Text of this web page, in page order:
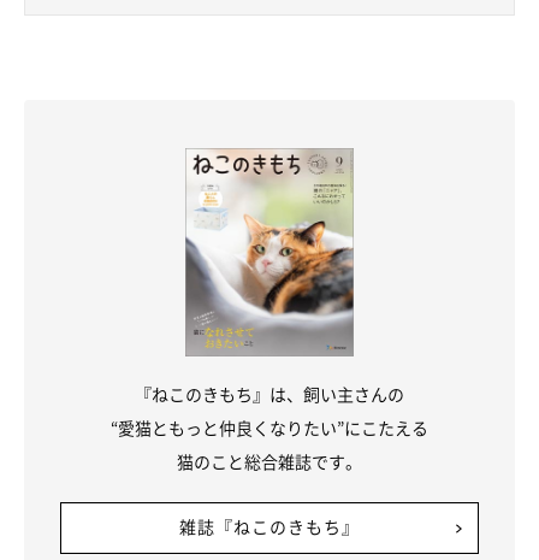
『ねこのきもち』は、飼い主さんの
“愛猫ともっと仲良くなりたい”にこたえる
猫のこと総合雑誌です。
雑誌『ねこのきもち』